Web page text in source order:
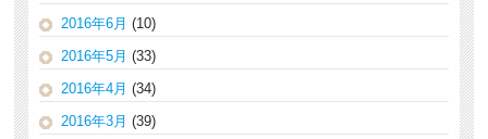
2016年6月 (10)
2016年5月 (33)
2016年4月 (34)
2016年3月 (39)